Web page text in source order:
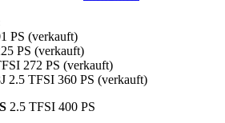
PS (verkauft)
PS (verkauft)
272 PS (verkauft)
2.5 TFSI 360 PS (verkauft)
2.5 TFSI 400 PS